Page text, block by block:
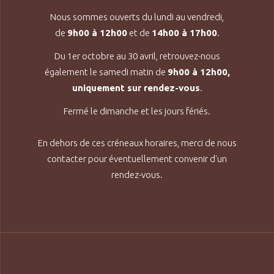
Nous sommes ouverts du lundi au vendredi,
de 9h00 à 12h00et de 14h00 à 17h00.
Du 1er octobre au 30 avril, retrouvez-nous
également le samedi matin de 9h00 à 12h00,
uniquement sur rendez-vous.
Fermé le dimanche et les jours fériés.
En dehors de ces créneaux horaires, merci de nous
contacter pour éventuellement convenir d'un
rendez-vous.